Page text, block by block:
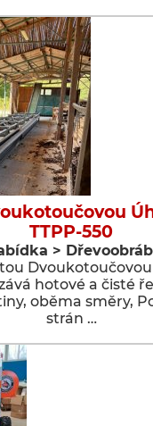
TTPP-550
>
hotové a čisté
oběma směry,
strán …